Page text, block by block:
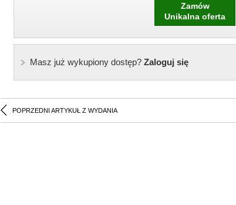
Zamów
Unikalna oferta
Masz już wykupiony dostęp?Zaloguj się
POPRZEDNI ARTYKUŁ Z WYDANIA